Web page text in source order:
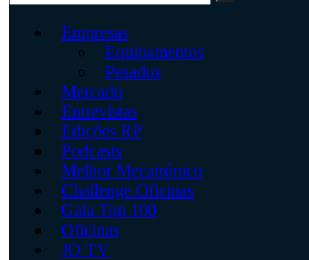
Revista
dos
independente
serviços
Empresas
Equipamentos
Pesados
Mercado
Entrevistas
Edições RP
Podcasts
Melhor Mecatrónico
Challenge Oficinas
Gala Top 100
Oficinas
JO TV